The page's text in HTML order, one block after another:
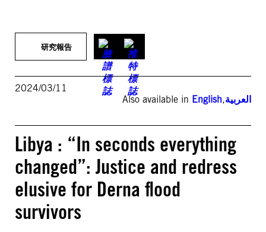
研究報告
2024/03/11
Also available in English,العربية
Libya : “In seconds everything
changed”: Justice and redress
elusive for Derna flood
survivors